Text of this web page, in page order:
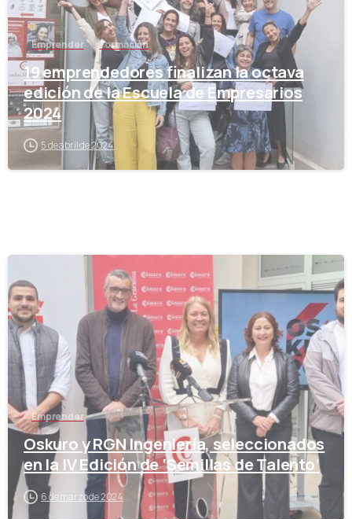
Emprender Formación
19 emprendedores finalizan la octava
edición de la Escuela de Empresarios
2024
5 de abril de 2024
-
Emprender
Oskuro y RGN Ingeniería, seleccionados
en la IV Edición de ‘Semillas de Talento’
6 de marzo de 2024